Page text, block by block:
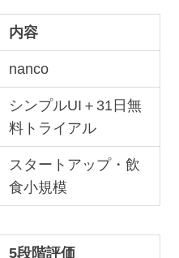
内容
nanco
シンプルUI＋31日無
料トライアル
スタートアップ・飲
食小規模
5段階評価